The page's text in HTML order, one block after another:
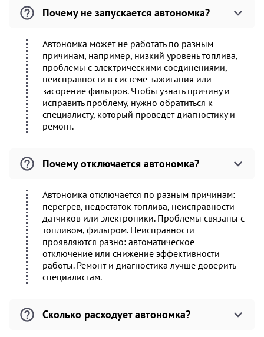
Почему не запускается автономка?
Автономка может не работать по разным
причинам, например, низкий уровень топлива,
проблемы с электрическими соединениями,
неисправности в системе зажигания или
засорение фильтров. Чтобы узнать причину и
исправить проблему, нужно обратиться к
специалисту, который проведет диагностику и
ремонт.
Почему отключается автономка?
Автономка отключается по разным причинам:
перегрев, недостаток топлива, неисправности
датчиков или электроники. Проблемы связаны с
топливом, фильтром. Неисправности
проявляются разно: автоматическое
отключение или снижение эффективности
работы. Ремонт и диагностика лучше доверить
специалистам.
Сколько расходует автономка?